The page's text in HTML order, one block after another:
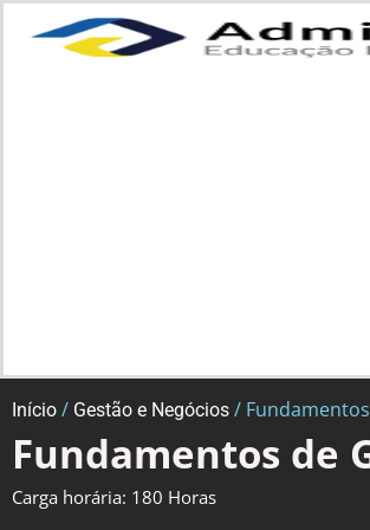
Início / Gestão e Negócios /
Fundamentos de
Carga horária: 180 Horas